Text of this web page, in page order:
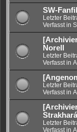
SW-
Letzter
Verfasst in
Norell
Letzter
Verfasst in
Letzter
Verfasst in
Letzter
Verfasst in